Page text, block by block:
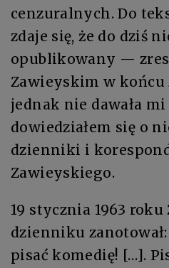
cenzuralnych. Do
zdaje się, że do dziś
opublikowany —
Zawieyskim w końcu
jednak nie dawała
dowiedziałem się o
dzienniki i
Zawieyskiego.
19 stycznia 1963
dzienniku zanotował:
pisać komedię! […].